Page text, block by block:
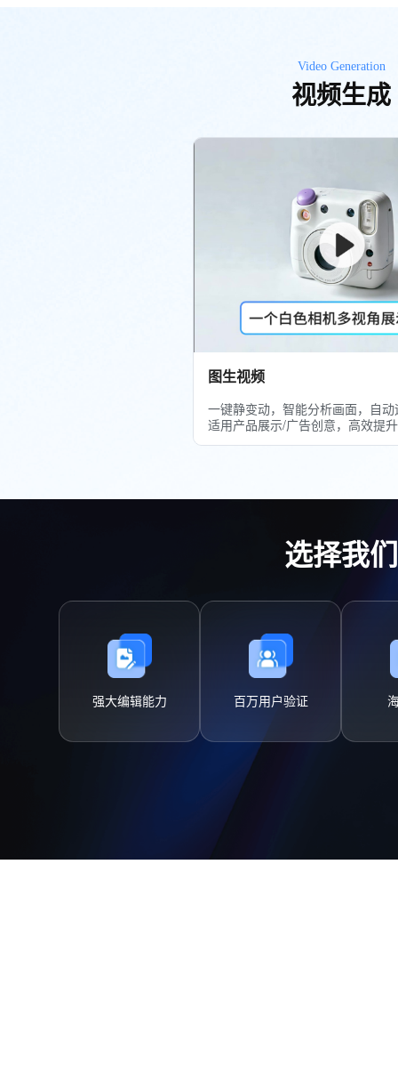
Video Generation
视频生成
图生视频
一键静变动，智能分析画面，自
适用产品展示/广告创意，高效提
选择我们
强大编辑能力 百万用户验证